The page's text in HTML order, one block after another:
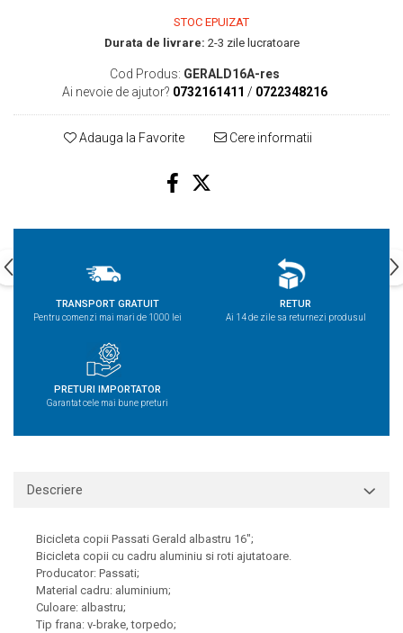
STOC EPUIZAT
Durata de livrare: 2-3 zile lucratoare
Cod Produs: GERALD16A-res
Ai nevoie de ajutor? 0732161411 / 0722348216
Adauga la Favorite Cere informatii
TRANSPORT GRATUIT
Pentru comenzi mai mari de 1000 lei
RETUR
Ai 14 de zile sa returnezi produsul
PRETURI IMPORTATOR
Garantat cele mai bune preturi
Descriere
Bicicleta copii Passati Gerald albastru 16";
Bicicleta copii cu cadru aluminiu si roti ajutatoare.
Producator: Passati;
Material cadru: aluminium;
Culoare: albastru;
Tip frana: v-brake, torpedo;